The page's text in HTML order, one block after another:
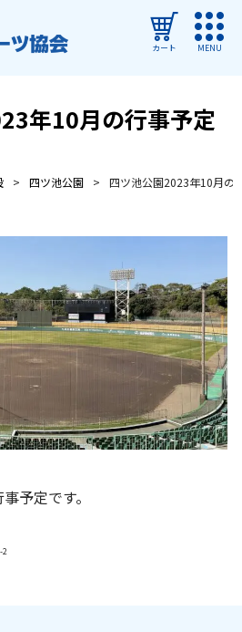
カート MENU
知らせ
ーツ協会に関する
年10月の行事予定
四ツ池公園 四ツ池公園2023年10月の
予定です。